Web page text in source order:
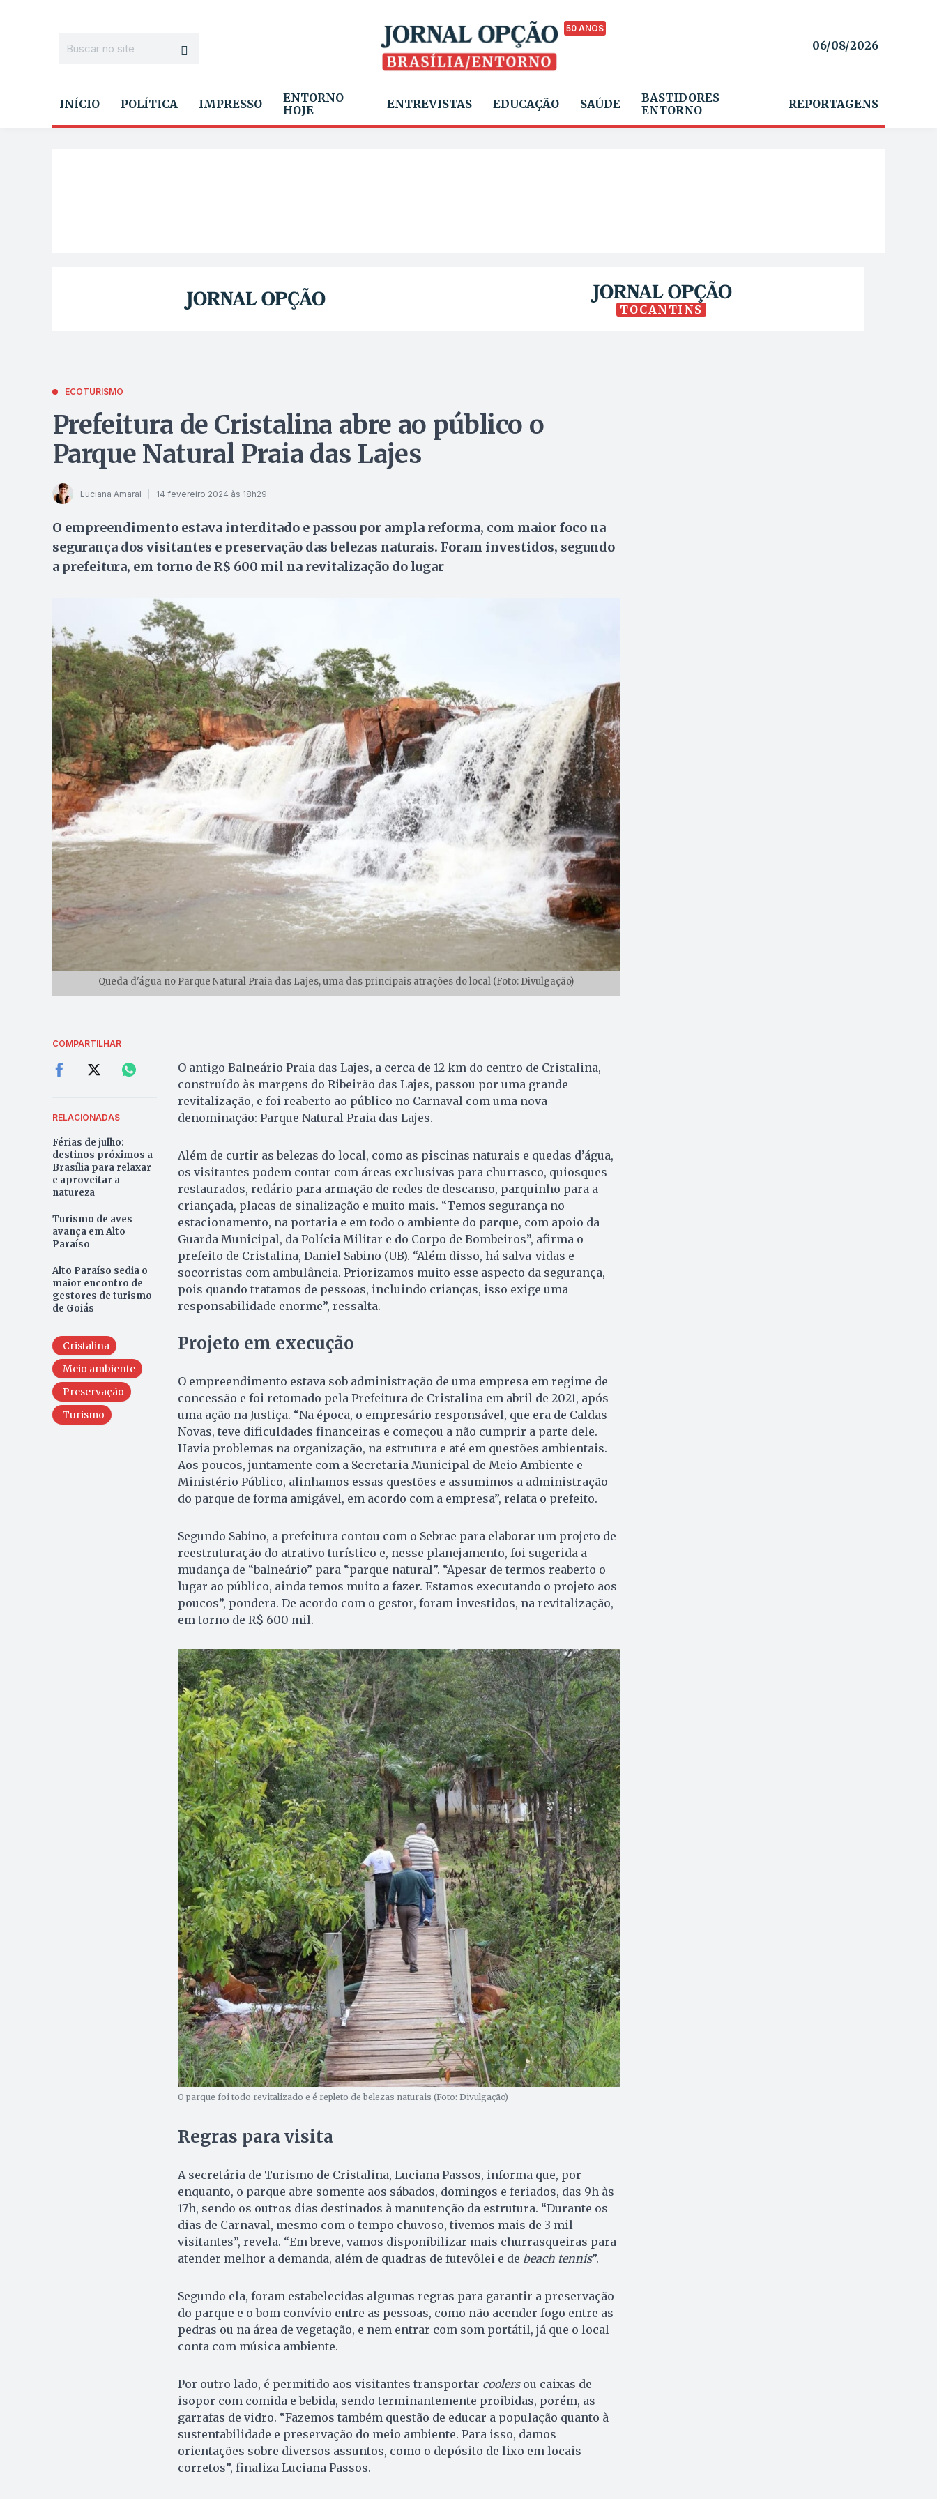
50 ANOS
06/08/2026
INÍCIO POLÍTICA IMPRESSO
ENTORNO
HOJE
ENTREVISTAS EDUCAÇÃO SAÚDE
BASTIDORES
ENTORNO
REPORTAGENS
TOCANTINS
ECOTURISMO
Prefeitura de Cristalina abre ao público o
Parque Natural Praia das Lajes
Luciana Amaral 14 fevereiro 2024 às 18h29
O empreendimento estava interditado e passou por ampla reforma, com maior foco na
segurança dos visitantes e preservação das belezas naturais. Foram investidos, segundo
a prefeitura, em torno de R$ 600 mil na revitalização do lugar
Queda d'água no Parque Natural Praia das Lajes, uma das principais atrações do local (Foto: Divulgação)
COMPARTILHAR
RELACIONADAS
Férias de julho:
destinos próximos a
Brasília para relaxar
e aproveitar a
natureza
Turismo de aves
avança em Alto
Paraíso
Alto Paraíso sedia o
maior encontro de
gestores de turismo
de Goiás
Cristalina
Meio ambiente
Preservação
Turismo
O antigo Balneário Praia das Lajes, a cerca de 12 km do centro de Cristalina,
construído às margens do Ribeirão das Lajes, passou por uma grande
revitalização, e foi reaberto ao público no Carnaval com uma nova
denominação: Parque Natural Praia das Lajes.
Além de curtir as belezas do local, como as piscinas naturais e quedas d’água,
os visitantes podem contar com áreas exclusivas para churrasco, quiosques
restaurados, redário para armação de redes de descanso, parquinho para a
criançada, placas de sinalização e muito mais. “Temos segurança no
estacionamento, na portaria e em todo o ambiente do parque, com apoio da
Guarda Municipal, da Polícia Militar e do Corpo de Bombeiros”, afirma o
prefeito de Cristalina, Daniel Sabino (UB). “Além disso, há salva-vidas e
socorristas com ambulância. Priorizamos muito esse aspecto da segurança,
pois quando tratamos de pessoas, incluindo crianças, isso exige uma
responsabilidade enorme”, ressalta.
Projeto em execução
O empreendimento estava sob administração de uma empresa em regime de
concessão e foi retomado pela Prefeitura de Cristalina em abril de 2021, após
uma ação na Justiça. “Na época, o empresário responsável, que era de Caldas
Novas, teve dificuldades financeiras e começou a não cumprir a parte dele.
Havia problemas na organização, na estrutura e até em questões ambientais.
Aos poucos, juntamente com a Secretaria Municipal de Meio Ambiente e
Ministério Público, alinhamos essas questões e assumimos a administração
do parque de forma amigável, em acordo com a empresa”, relata o prefeito.
Segundo Sabino, a prefeitura contou com o Sebrae para elaborar um projeto de
reestruturação do atrativo turístico e, nesse planejamento, foi sugerida a
mudança de “balneário” para “parque natural”. “Apesar de termos reaberto o
lugar ao público, ainda temos muito a fazer. Estamos executando o projeto aos
poucos”, pondera. De acordo com o gestor, foram investidos, na revitalização,
em torno de R$ 600 mil.
O parque foi todo revitalizado e é repleto de belezas naturais (Foto: Divulgação)
Regras para visita
A secretária de Turismo de Cristalina, Luciana Passos, informa que, por
enquanto, o parque abre somente aos sábados, domingos e feriados, das 9h às
17h, sendo os outros dias destinados à manutenção da estrutura. “Durante os
dias de Carnaval, mesmo com o tempo chuvoso, tivemos mais de 3 mil
visitantes”, revela. “Em breve, vamos disponibilizar mais churrasqueiras para
atender melhor a demanda, além de quadras de futevôlei e de beach tennis”.
Segundo ela, foram estabelecidas algumas regras para garantir a preservação
do parque e o bom convívio entre as pessoas, como não acender fogo entre as
pedras ou na área de vegetação, e nem entrar com som portátil, já que o local
conta com música ambiente.
Por outro lado, é permitido aos visitantes transportar coolers ou caixas de
isopor com comida e bebida, sendo terminantemente proibidas, porém, as
garrafas de vidro. “Fazemos também questão de educar a população quanto à
sustentabilidade e preservação do meio ambiente. Para isso, damos
orientações sobre diversos assuntos, como o depósito de lixo em locais
corretos”, finaliza Luciana Passos.